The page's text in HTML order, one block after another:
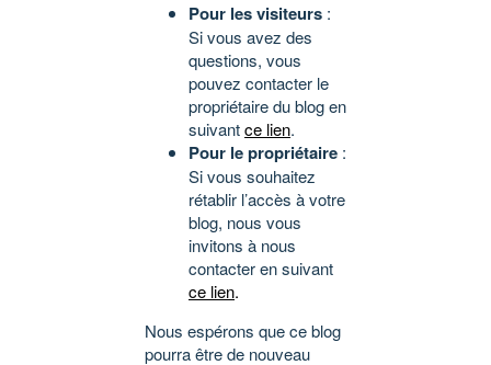
Pour les visiteurs :
Si vous avez des
questions, vous
pouvez contacter le
propriétaire du blog en
suivantce lien.
Pour le propriétaire :
Si vous souhaitez
rétablir l’accès à votre
blog, nous vous
invitons à nous
contacter en suivant
ce lien.
Nous espérons que ce blog
pourra être de nouveau